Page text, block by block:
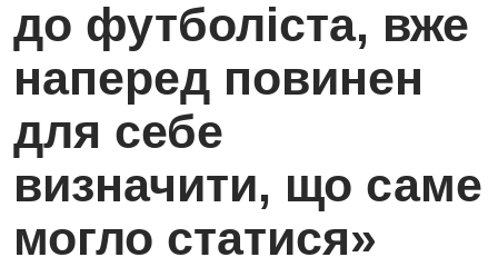
до футболіста, вже
наперед повинен
для себе
визначити, що саме
могло статися»